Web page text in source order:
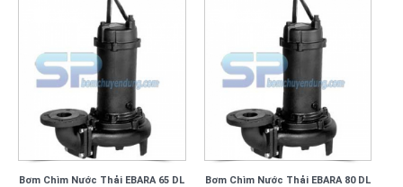
Bơm Chìm Nước Thải EBARA 65 DL
Bơm Chìm Nước Thải EBARA 80 DL